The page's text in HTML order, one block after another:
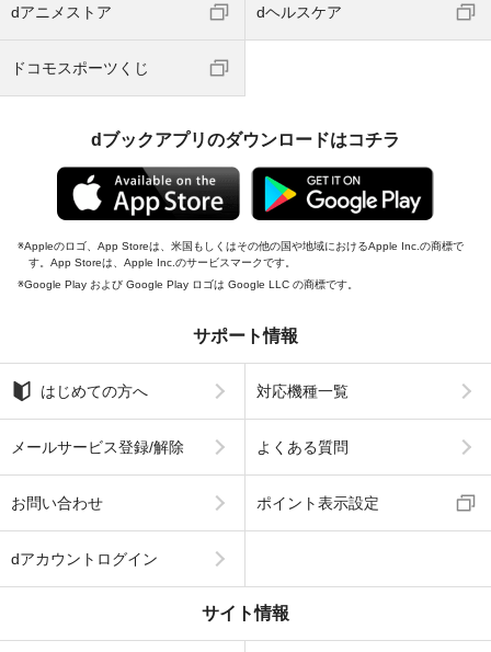
dアニメストア dヘルスケア
ドコモスポーツくじ
dブックアプリのダウンロードはコチラ
Appleのロゴ、App Storeは、米国もしくはその他の国や地域におけるApple Inc.の商標で
す。App Storeは、Apple Inc.のサービスマークです。
Google Play および Google Play ロゴは Google LLC の商標です。
サポート情報
はじめての方へ 対応機種一覧
メールサービス登録/解除 よくある質問
お問い合わせ ポイント表示設定
dアカウントログイン
サイト情報